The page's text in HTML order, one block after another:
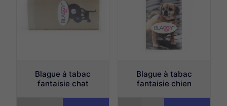
Blague à tabac
fantaisie chat
Blague à tabac
fantaisie chien